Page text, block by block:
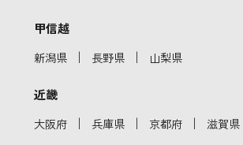
甲信越
新潟県 ｜ 長野県 ｜ 山梨県
近畿
大阪府 ｜ 兵庫県 ｜ 京都府 ｜ 滋賀県